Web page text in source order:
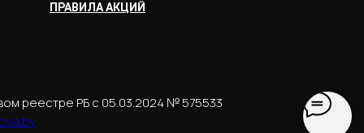
ПРАВИЛА АКЦИЙ
реестре РБ с 05.03.2024 № 575533